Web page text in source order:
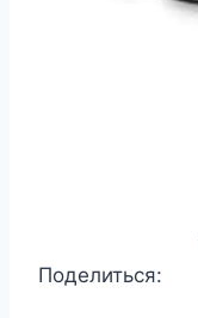
Поделиться: